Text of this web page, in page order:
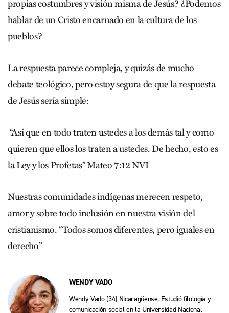
propias costumbres y visión misma de Jesús? ¿Podemos
hablar de un Cristo encarnado en la cultura de los
pueblos?
La respuesta parece compleja, y quizás de mucho
debate teológico, pero estoy segura de que la respuesta
de Jesús sería simple:
“Así que en todo traten ustedes a los demás tal y como
quieren que ellos los traten a ustedes. De hecho, esto es
la Ley y los Profetas” Mateo 7:12 NVI
Nuestras comunidades indígenas merecen respeto,
amor y sobre todo inclusión en nuestra visión del
cristianismo. “Todos somos diferentes, pero iguales en
derecho”
WENDY VADO
Wendy Vado (34) Nicaragüense. Estudió filología y
comunicación social en la Universidad Nacional